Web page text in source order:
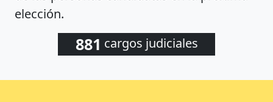
elección.
881 cargos judiciales